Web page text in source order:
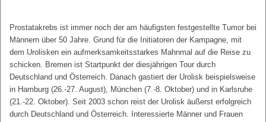
Prostatakrebs ist immer noch der am häufigsten festgestellte Tumor bei
Männern über 50 Jahre. Grund für die Initiatoren der Kampagne, mit
dem Urolisken ein aufmerksamkeitsstarkes Mahnmal auf die Reise zu
schicken. Bremen ist Startpunkt der diesjährigen Tour durch
Deutschland und Österreich. Danach gastiert der Urolisk beispielsweise
in Hamburg (26.-27. August), München (7.-8. Oktober) und in Karlsruhe
(21.-22. Oktober). Seit 2003 schon reist der Urolisk äußerst erfolgreich
durch Deutschland und Österreich. Interessierte Männer und Frauen